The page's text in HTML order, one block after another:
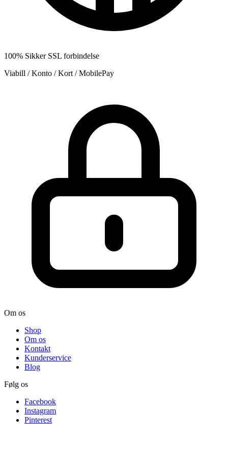
100% Sikker SSL forbindelse
Viabill / Konto / Kort / MobilePay
Om os
Shop
Om os
Kontakt
Kunderservice
Blog
Følg os
Facebook
Instagram
Pinterest